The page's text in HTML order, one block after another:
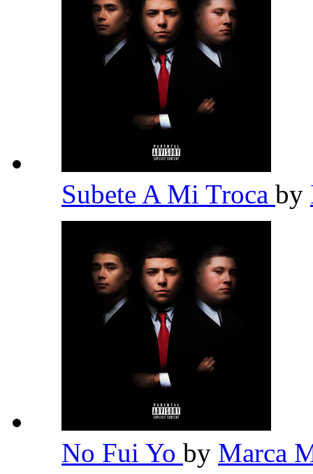
Subete A Mi Troca by
No Fui Yo by Marca